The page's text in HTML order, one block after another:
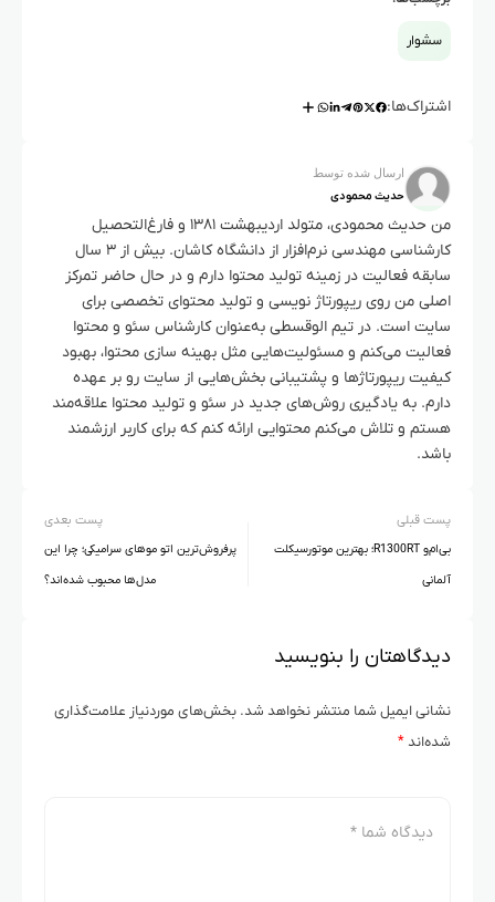
سشوار
اشتراک‌ها:
ارسال شده توسط
حدیث محمودی
من حدیث محمودی، متولد اردیبهشت ۱۳۸۱ و فارغ‌التحصیل
کارشناسی مهندسی نرم‌افزار از دانشگاه کاشان. بیش از ۳ سال
سابقه فعالیت در زمینه تولید محتوا دارم و در حال حاضر تمرکز
اصلی من روی ریپورتاژ نویسی و تولید محتوای تخصصی برای
سایت است. در تیم الوقسطی به‌عنوان کارشناس سئو و محتوا
فعالیت می‌کنم و مسئولیت‌هایی مثل بهینه سازی محتوا، بهبود
کیفیت ریپورتاژها و پشتیبانی بخش‌هایی از سایت رو بر عهده
دارم. به یادگیری روش‌های جدید در سئو و تولید محتوا علاقه‌مند
هستم و تلاش می‌کنم محتوایی ارائه کنم که برای کاربر ارزشمند
باشد.
پست قبلی
بی‌ام‌و R1300RT؛ بهترین موتورسیکلت
آلمانی
پست بعدی
پرفروش‌ترین اتو موهای سرامیکی؛ چرا این
مدل‌ها محبوب شده‌اند؟
دیدگاهتان را بنویسید
نشانی ایمیل شما منتشر نخواهد شد. بخش‌های موردنیاز علامت‌گذاری
شده‌اند*